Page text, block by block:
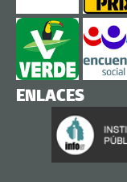
ENLACES